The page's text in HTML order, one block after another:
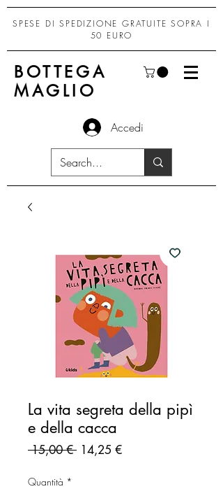
SPESE DI SPEDIZIONE GRATUITE SOPRA I
50 EURO
BOTTEGA
MAGLIO
Accedi
La vita segreta della pipì
e della cacca
15,00 € Prezzo
14,25 €Prezzo
Quantità *